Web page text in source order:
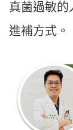
真菌過敏的
進補方式。